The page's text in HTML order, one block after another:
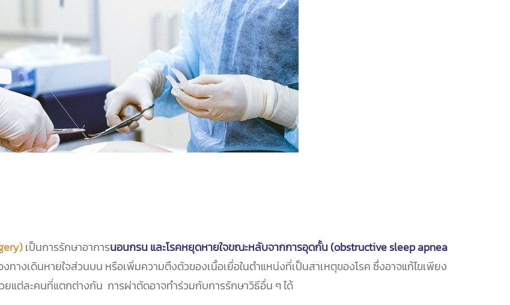
เป็นการรักษาอาการนอนกรน และโรคหยุดหายใจขณะหลับจากการอุดกั้น (obstructive sleep apnea
ทางเดินหายใจส่วนบน หรือเพิ่มความตึงตัวของเนื้อเยื่อในตำแหน่งที่เป็นสาเหตุของโรค ซึ่งอาจแก้ไขเพียง
ต่ละคนที่แตกต่างกัน การผ่าตัดอาจทำร่วมกับการรักษาวิธีอื่น ๆ ได้